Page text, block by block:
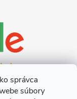
správca
súbory